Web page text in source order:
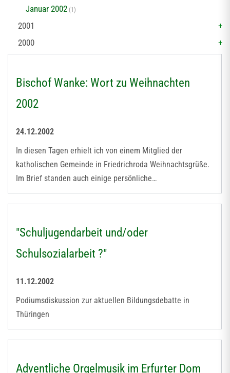
Januar 2002 (1)
2001
2000
Bischof Wanke: Wort zu Weihnachten
2002
24.12.2002
In diesen Tagen erhielt ich von einem Mitglied der
katholischen Gemeinde in Friedrichroda Weihnachtsgrüße.
Im Brief standen auch einige persönliche…
"Schuljugendarbeit und/oder
Schulsozialarbeit ?"
11.12.2002
Podiumsdiskussion zur aktuellen Bildungsdebatte in
Thüringen
Adventliche Orgelmusik im Erfurter Dom